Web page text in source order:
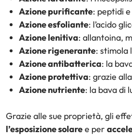
Azione purificante: peptidi
Azione esfoliante: l’acido
Azione lenitiva: allantoina,
Azione rigenerante: stimola
Azione antibatterica: la
Azione protettiva: grazie
Azione nutriente: la bava di
Grazie alle sue proprietà, gli
l’esposizione solaree per